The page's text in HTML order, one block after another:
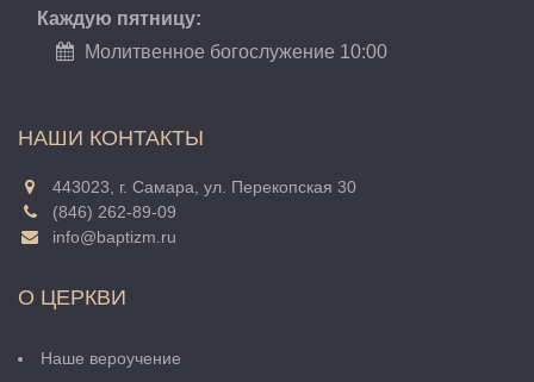
Каждую пятницу:
Молитвенное богослужение 10:00
НАШИ КОНТАКТЫ
443023, г. Самара, ул. Перекопская 30
(846) 262-89-09
info@baptizm.ru
О ЦЕРКВИ
Наше вероучение